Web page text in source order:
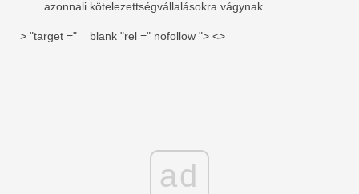
azonnali kötelezettségvállalásokra vágynak.
> "target =" _ blank "rel =" nofollow "> <>
ad